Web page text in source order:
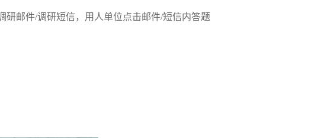
研邮件/调研短信，用人单位点击邮件/短信内答题